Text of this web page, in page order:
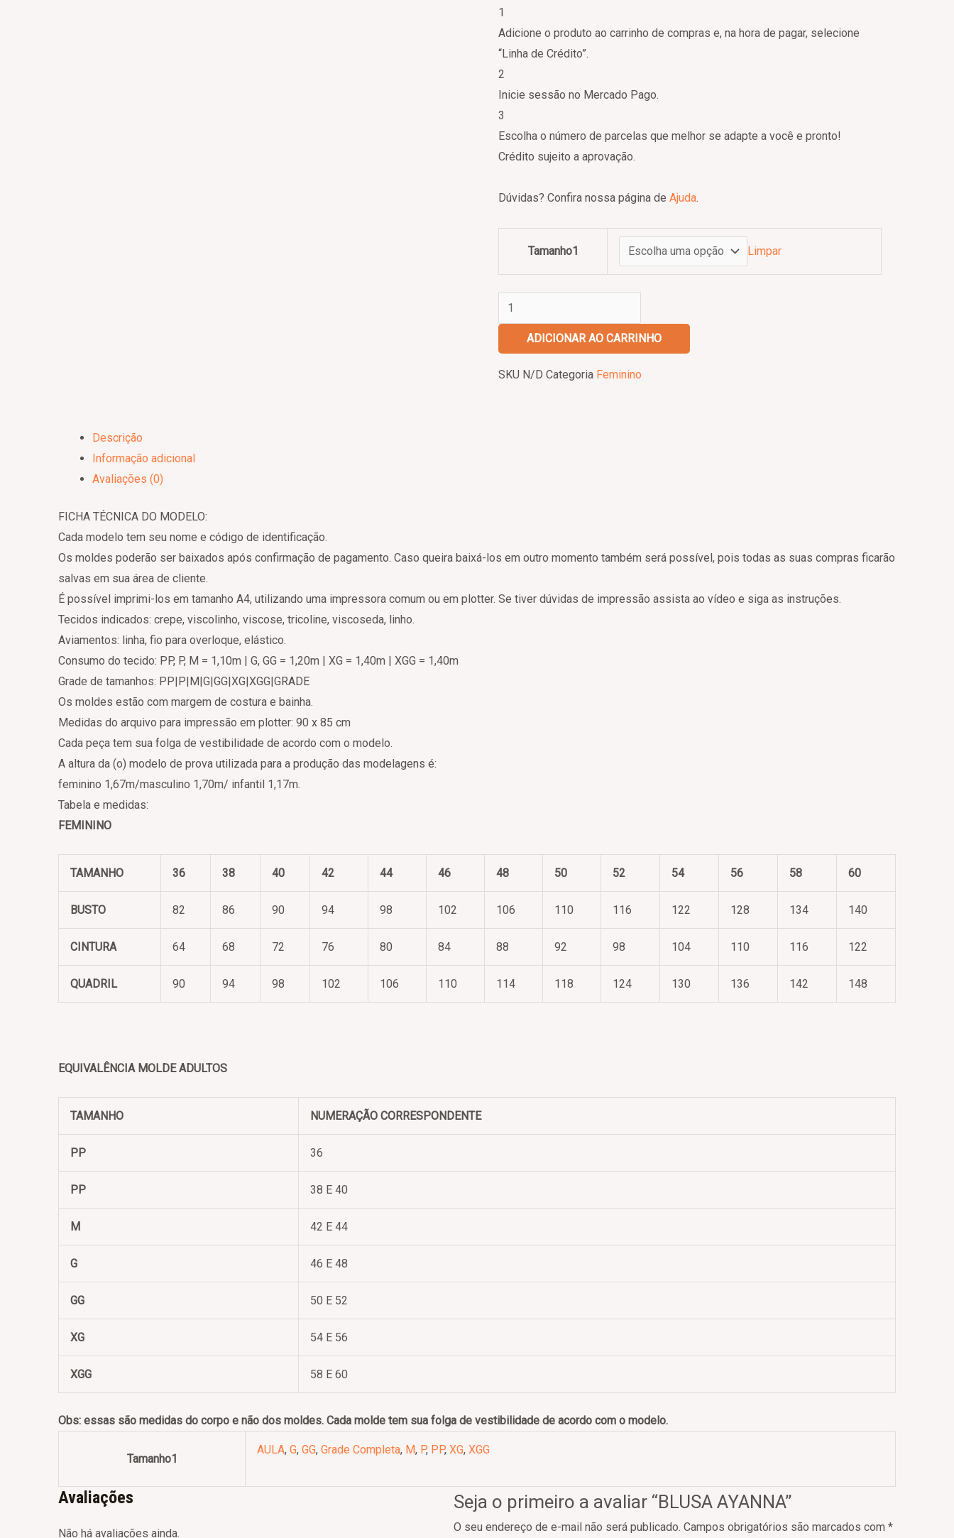
1
Adicione o produto ao carrinho de compras e, na hora de pagar, selecione
“Linha de Crédito”.
2
Inicie sessão no Mercado Pago.
3
Escolha o número de parcelas que melhor se adapte a você e pronto!
Crédito sujeito a aprovação.
Dúvidas? Confira nossa página de Ajuda.
Tamanho1 Limpar
ADICIONAR AO CARRINHO
SKU N/D Categoria Feminino
Descrição
Informação adicional
Avaliações (0)
FICHA TÉCNICA DO MODELO:
Cada modelo tem seu nome e código de identificação.
Os moldes poderão ser baixados após confirmação de pagamento. Caso queira baixá-los em outro momento também será possível, pois todas as suas compras ficarão
salvas em sua área de cliente.
É possível imprimi-los em tamanho A4, utilizando uma impressora comum ou em plotter. Se tiver dúvidas de impressão assista ao vídeo e siga as instruções.
Tecidos indicados: crepe, viscolinho, viscose, tricoline, viscoseda, linho.
Aviamentos: linha, fio para overloque, elástico.
Consumo do tecido: PP, P, M = 1,10m | G, GG = 1,20m | XG = 1,40m | XGG = 1,40m
Grade de tamanhos: PP|P|M|G|GG|XG|XGG|GRADE
Os moldes estão com margem de costura e bainha.
Medidas do arquivo para impressão em plotter: 90 x 85 cm
Cada peça tem sua folga de vestibilidade de acordo com o modelo.
A altura da (o) modelo de prova utilizada para a produção das modelagens é:
feminino 1,67m/masculino 1,70m/ infantil 1,17m.
Tabela e medidas:
FEMININO
TAMANHO 36 38 40 42 44 46 48 50 52 54 56 58 60
BUSTO 82 86 90 94 98 102 106 110 116 122 128 134 140
CINTURA 64 68 72 76 80 84 88 92 98 104 110 116 122
QUADRIL 90 94 98 102 106 110 114 118 124 130 136 142 148
EQUIVALÊNCIA MOLDE ADULTOS
TAMANHO NUMERAÇÃO CORRESPONDENTE
PP 36
PP 38 E 40
M 42 E 44
G 46 E 48
GG 50 E 52
XG 54 E 56
XGG 58 E 60
Obs: essas são medidas do corpo e não dos moldes. Cada molde tem sua folga de vestibilidade de acordo com o modelo.
Tamanho1
AULA, G, GG, Grade Completa, M, P, PP, XG, XGG
Avaliações
Não há avaliações ainda.
Seja o primeiro a avaliar “BLUSA AYANNA”
O seu endereço de e-mail não será publicado. Campos obrigatórios são marcados com *